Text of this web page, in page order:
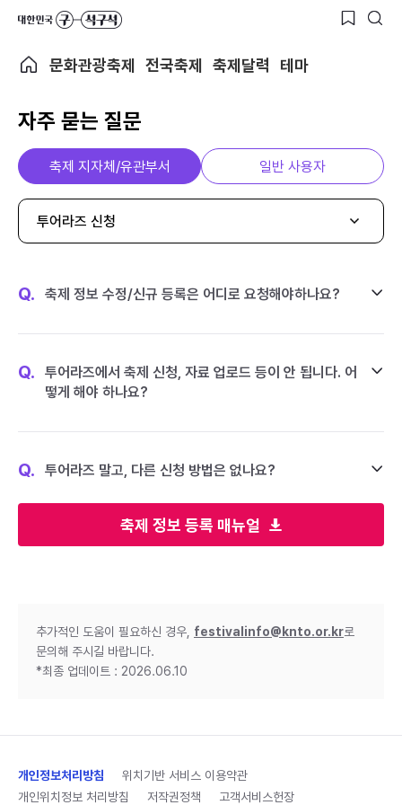
문화관광축제 전국축제 축제달력 테마
자주 묻는 질문
축제 정보 등록 매뉴얼
축제 지자체/유관부서 일반 사용자
투어라즈 신청
Q. 축제 정보 수정/신규 등록은 어디로 요청해야하나요?
Q.
투어라즈에서 축제 신청, 자료 업로드 등이 안 됩니다. 어
떻게 해야 하나요?
Q. 투어라즈 말고, 다른 신청 방법은 없나요?
추가적인 도움이 필요하신 경우, festivalinfo@knto.or.kr로
문의해 주시길 바랍니다.
*최종 업데이트 : 2026.06.10
개인정보처리방침
위치기반 서비스 이용약관
개인위치정보 처리방침
저작권정책 고객서비스헌장